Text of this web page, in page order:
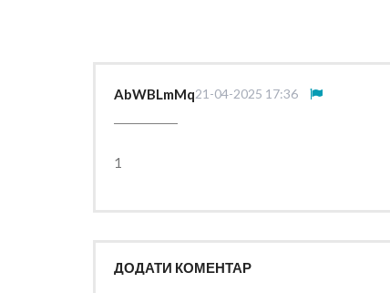
AbWBLmMq21-04-2025 17:36
1
ДОДАТИ КОМЕНТАР